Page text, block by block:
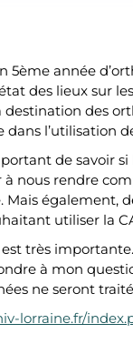
5ème année
des lieux sur
des
dans l’utilisation
de savoir
à nous rendre
Mais également,
utiliser la
très
à mon
ne seront
lorraine.fr/